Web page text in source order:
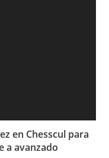
en Chesscul para
a avanzado